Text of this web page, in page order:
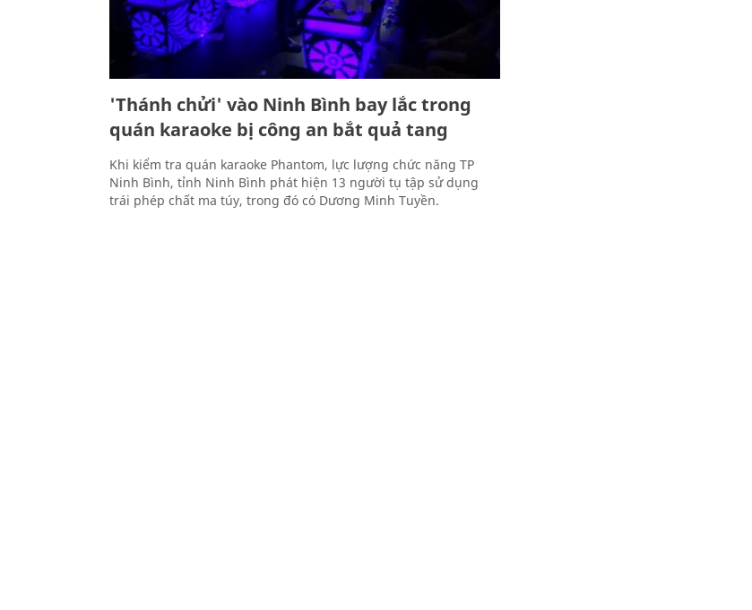
'Thánh chửi' vào Ninh Bình bay lắc trong
quán karaoke bị công an bắt quả tang
Khi kiểm tra quán karaoke Phantom, lực lượng chức năng TP
Ninh Bình, tỉnh Ninh Bình phát hiện 13 người tụ tập sử dụng
trái phép chất ma túy, trong đó có Dương Minh Tuyền.